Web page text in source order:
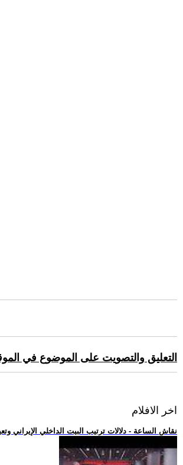
التعليق والتصويت على الموضوع في
اخر الافلام
.. نقاش الساعة - دلالات ترتيب البيت الداخلي الإيراني